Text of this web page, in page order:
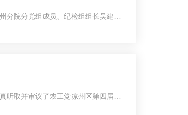
院分党组成员、纪检组组长吴建刚
取并审议了农工党凉州区第四届委